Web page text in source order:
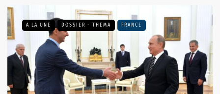
A LA UNE DOSSIER - THEMA FRANCE